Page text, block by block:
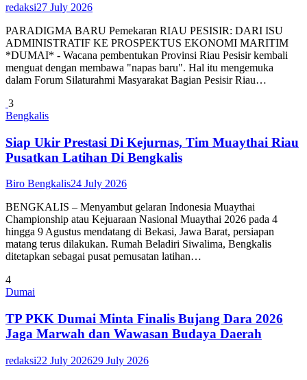
redaksi27 July 2026
PARADIGMA BARU Pemekaran RIAU PESISIR: DARI ISU
ADMINISTRATIF KE PROSPEKTUS EKONOMI MARITIM
*DUMAI* - Wacana pembentukan Provinsi Riau Pesisir kembali
menguat dengan membawa "napas baru". Hal itu mengemuka
dalam Forum Silaturahmi Masyarakat Bagian Pesisir Riau…
3
Bengkalis
Siap Ukir Prestasi Di Kejurnas, Tim Muaythai Riau
Pusatkan Latihan Di Bengkalis
Biro Bengkalis24 July 2026
BENGKALIS – Menyambut gelaran Indonesia Muaythai
Championship atau Kejuaraan Nasional Muaythai 2026 pada 4
hingga 9 Agustus mendatang di Bekasi, Jawa Barat, persiapan
matang terus dilakukan. Rumah Beladiri Siwalima, Bengkalis
ditetapkan sebagai pusat pemusatan latihan…
4
Dumai
TP PKK Dumai Minta Finalis Bujang Dara 2026
Jaga Marwah dan Wawasan Budaya Daerah
redaksi22 July 202629 July 2026